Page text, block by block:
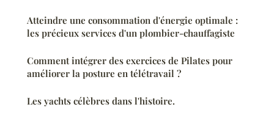
Atteindre une consommation d'énergie optimale :
les précieux services d'un plombier-chauffagiste
Comment intégrer des exercices de Pilates pour
améliorer la posture en télétravail ?
Les yachts célèbres dans l'histoire.